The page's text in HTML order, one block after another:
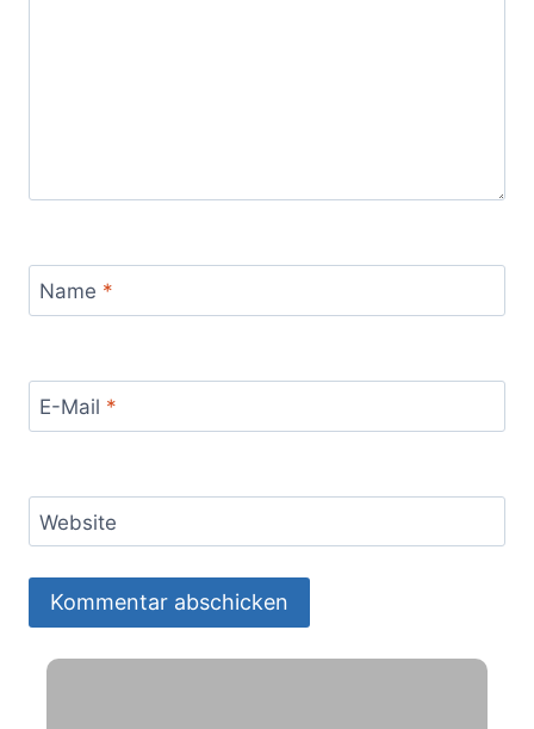
Name *
E-Mail *
Website